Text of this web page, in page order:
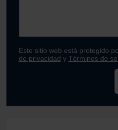
Este sitio web está protegido
de privacidad y Términos de